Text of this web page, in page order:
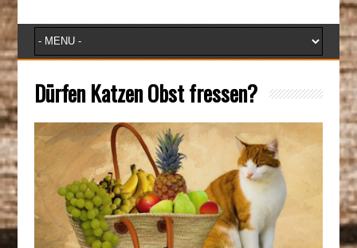
Dürfen Katzen Obst fressen?